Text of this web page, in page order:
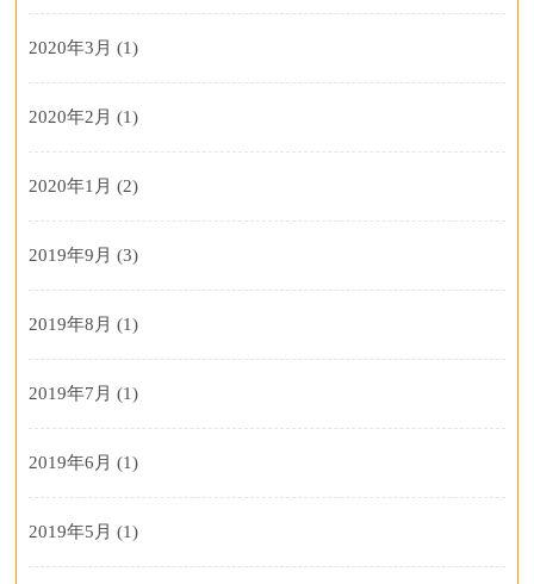
2020年3月 (1)
2020年2月 (1)
2020年1月 (2)
2019年9月 (3)
2019年8月 (1)
2019年7月 (1)
2019年6月 (1)
2019年5月 (1)